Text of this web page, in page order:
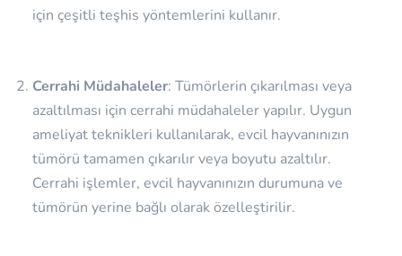
için çeşitli teşhis yöntemlerini kullanır.
Cerrahi Müdahaleler: Tümörlerin çıkarılması veya
azaltılması için cerrahi müdahaleler yapılır. Uygun
ameliyat teknikleri kullanılarak, evcil hayvanınızın
tümörü tamamen çıkarılır veya boyutu azaltılır.
Cerrahi işlemler, evcil hayvanınızın durumuna ve
tümörün yerine bağlı olarak özelleştirilir.